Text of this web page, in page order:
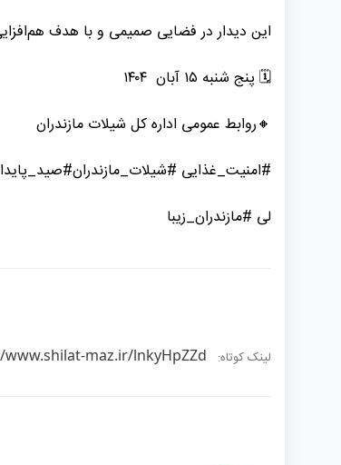
این دیدار در فضایی صمیمی و با هدف
🗓 ️پنج شنبه ۱۵ آبان ۱۴۰۴
️🔸️روابط عمومی اداره کل شیلات مازندران
#امنیت_غذایی
لی #مازندران_زیبا
لینک کوتاه: maz.ir/lnkyHpZZd